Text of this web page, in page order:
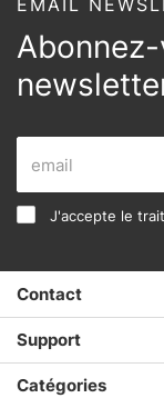
EMAIL
J'accepte le
Contact
Support
Catégories